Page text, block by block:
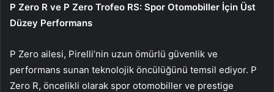
P Zero R ve P Zero Trofeo RS: Spor Otomobiller İçin Üst
Düzey Performans
P Zero ailesi, Pirelli’nin uzun ömürlü güvenlik ve
performans sunan teknolojik öncülüğünü temsil ediyor. P
Zero R, öncelikli olarak spor otomobiller ve prestige